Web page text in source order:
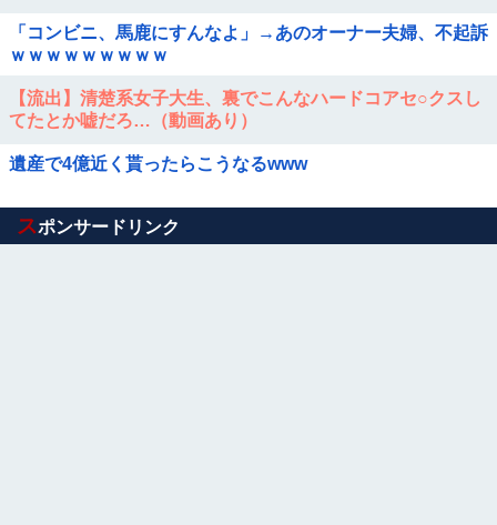
「コンビニ、馬鹿にすんなよ」→あのオーナー夫婦、不起訴
ｗｗｗｗｗｗｗｗｗ
【流出】清楚系女子大生、裏でこんなハードコアセ○クスし
てたとか嘘だろ…（動画あり）
遺産で4億近く貰ったらこうなるwww
Powered by livedoor 相互RSS
スポンサードリンク